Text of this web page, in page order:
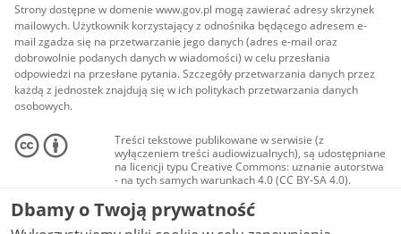
Strony dostępne w domenie www.gov.pl mogą zawierać adresy skrzynek
mailowych. Użytkownik korzystający z odnośnika będącego adresem e-
mail zgadza się na przetwarzanie jego danych (adres e-mail oraz
dobrowolnie podanych danych w wiadomości) w celu przesłania
odpowiedzi na przesłane pytania. Szczegóły przetwarzania danych przez
każdą z jednostek znajdują się w ich politykach przetwarzania danych
osobowych.
Treści tekstowe publikowane w serwisie (z
wyłączeniem treści audiowizualnych), są udostępniane
na licencji typu Creative Commons: uznanie autorstwa
- na tych samych warunkach 4.0 (CC BY-SA 4.0).
Materiały audiowizualne, w tym zdjęcia, materiały
audio i wideo, są udostępniane na licencji typu
Creative Commons: uznanie autorstwa użycie
Dbamy o Twoją prywatność